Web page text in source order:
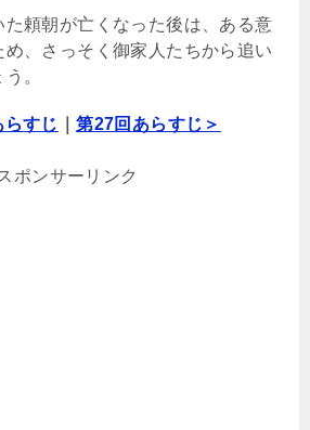
頼朝が亡くなった後は、ある意
、さっそく御家人たちから追い
。
らすじ ｜第27回あらすじ＞
ポンサーリンク